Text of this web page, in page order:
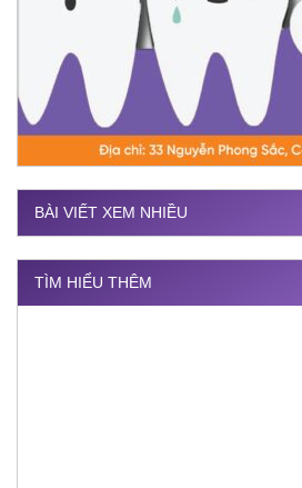
BÀI VIẾT XEM NHIỀU
TÌM HIỂU THÊM